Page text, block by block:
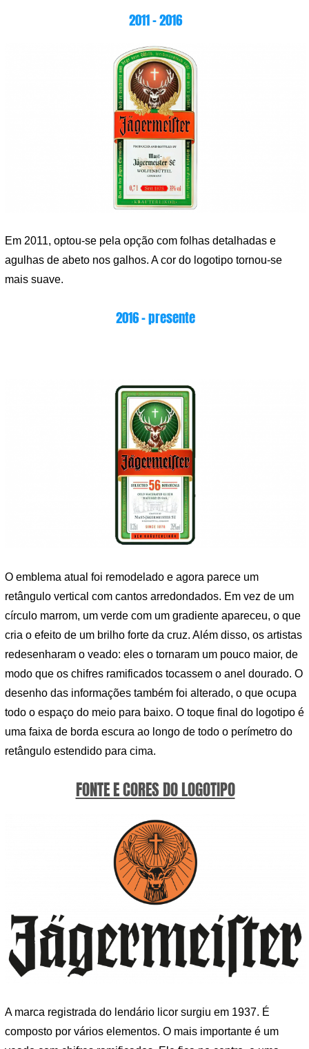
2011 – 2016
Em 2011, optou-se pela opção com folhas detalhadas e
agulhas de abeto nos galhos. A cor do logotipo tornou-se
mais suave.
2016 – presente
O emblema atual foi remodelado e agora parece um
retângulo vertical com cantos arredondados. Em vez de um
círculo marrom, um verde com um gradiente apareceu, o que
cria o efeito de um brilho forte da cruz. Além disso, os artistas
redesenharam o veado: eles o tornaram um pouco maior, de
modo que os chifres ramificados tocassem o anel dourado. O
desenho das informações também foi alterado, o que ocupa
todo o espaço do meio para baixo. O toque final do logotipo é
uma faixa de borda escura ao longo de todo o perímetro do
retângulo estendido para cima.
FONTE E CORES DO LOGOTIPO
A marca registrada do lendário licor surgiu em 1937. É
composto por vários elementos. O mais importante é um